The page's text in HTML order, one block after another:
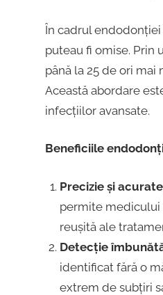
În cadrul
puteau fi omise. Prin
până la 25 de ori
Această abordare
infecțiilor avansate.
Beneficiile
Precizie și
permite medicului
reușită ale
Detecție
identificat fără o
extrem de subțiri